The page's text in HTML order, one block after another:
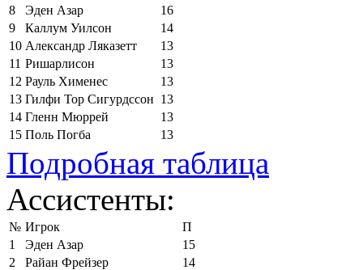
8
Эден Азар
16
9
Каллум Уилсон
14
10 Александр Ляказетт
13
11 Ришарлисон
13
12 Рауль Хименес
13
13 Гилфи Тор Сигурдссон 13
14 Гленн Мюррей
13
15 Поль Погба 13
Подробная таблица
Ассистенты:
№ Игрок
П
1
Эден Азар
15
2
Райан Фрейзер
14